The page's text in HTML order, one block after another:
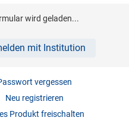
wird geladen...
mit Institution
vergessen
Neu registrieren
Produkt freischalten